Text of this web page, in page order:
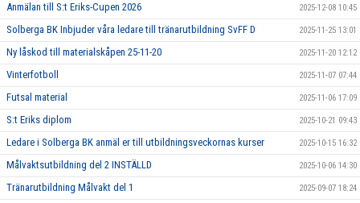
Anmälan till S:t Eriks-Cupen 2026 2025-12-08 10:45
Solberga BK Inbjuder våra ledare till tränarutbildning SvFF D 2025-11-25 13:01
Ny låskod till materialskåpen 25-11-20 2025-11-20 12:12
Vinterfotboll 2025-11-07 07:44
Futsal material 2025-11-06 17:09
S:t Eriks diplom 2025-10-21 09:43
Ledare i Solberga BK anmäl er till utbildningsveckornas kurser 2025-10-15 16:32
Målvaktsutbildning del 2 INSTÄLLD 2025-10-06 14:30
Tränarutbildning Målvakt del 1 2025-09-07 18:24